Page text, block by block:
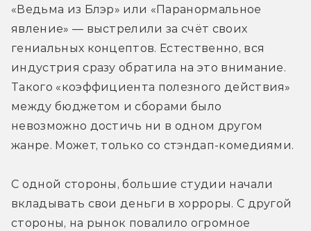
«Ведьма из Блэр» или «Паранормальное
явление» — выстрелили за счёт своих
гениальных концептов. Естественно, вся
индустрия сразу обратила на это внимание.
Такого «коэффициента полезного действия»
между бюджетом и сборами было
невозможно достичь ни в одном другом
жанре. Может, только со стэндап-комедиями.
С одной стороны, большие студии начали
вкладывать свои деньги в хорроры. С другой
стороны, на рынок повалило огромное